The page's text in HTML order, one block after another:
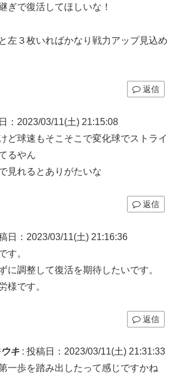
ぎで復活してほしいな！
左３枚いればかなり戦力アップ見込め
返信
：2023/03/11(土) 21:15:08
ど球速もそこそこで変化球でストライ
るやん
見れるとありがたいな
返信
日：2023/03/11(土) 21:16:36
す。
に調整して復活を期待したいです。
様です。
返信
キ : 投稿日：2023/03/11(土) 21:31:33
一歩を踏み出したって感じですかね